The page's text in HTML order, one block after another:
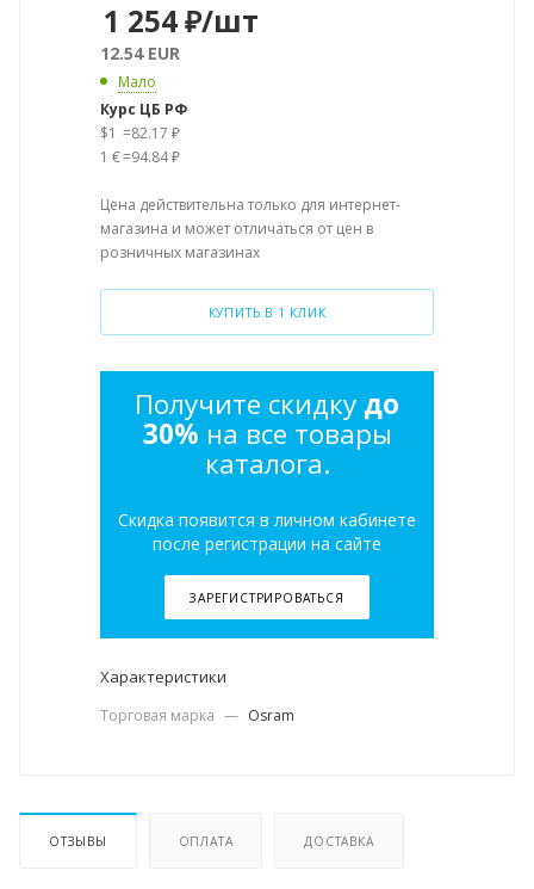
1 254₽/шт
12.54 EUR
Мало
Курс ЦБ РФ
$1 =82.17 ₽
1 €=94.84 ₽
Цена действительна только для интернет-
магазина и может отличаться от цен в
розничных магазинах
КУПИТЬ В 1 КЛИК
Получите скидку до
30% на все товары
каталога.
Скидка появится в личном кабинете
после регистрации на сайте
ЗАРЕГИСТРИРОВАТЬСЯ
Характеристики
Торговая марка — Osram
ОТЗЫВЫ ОПЛАТА ДОСТАВКА